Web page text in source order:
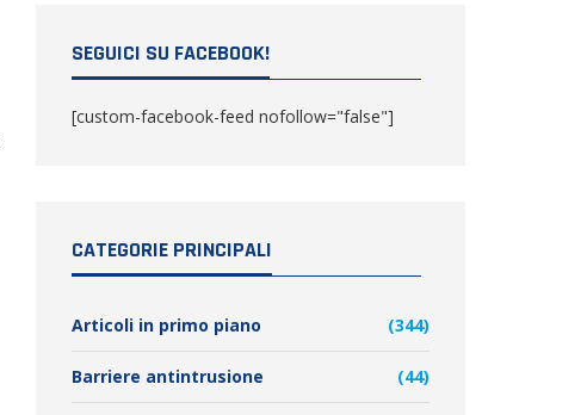
SEGUICI SU FACEBOOK!
[custom-facebook-feed nofollow="false"]
CATEGORIE PRINCIPALI
Articoli in primo piano (344)
Barriere antintrusione (44)